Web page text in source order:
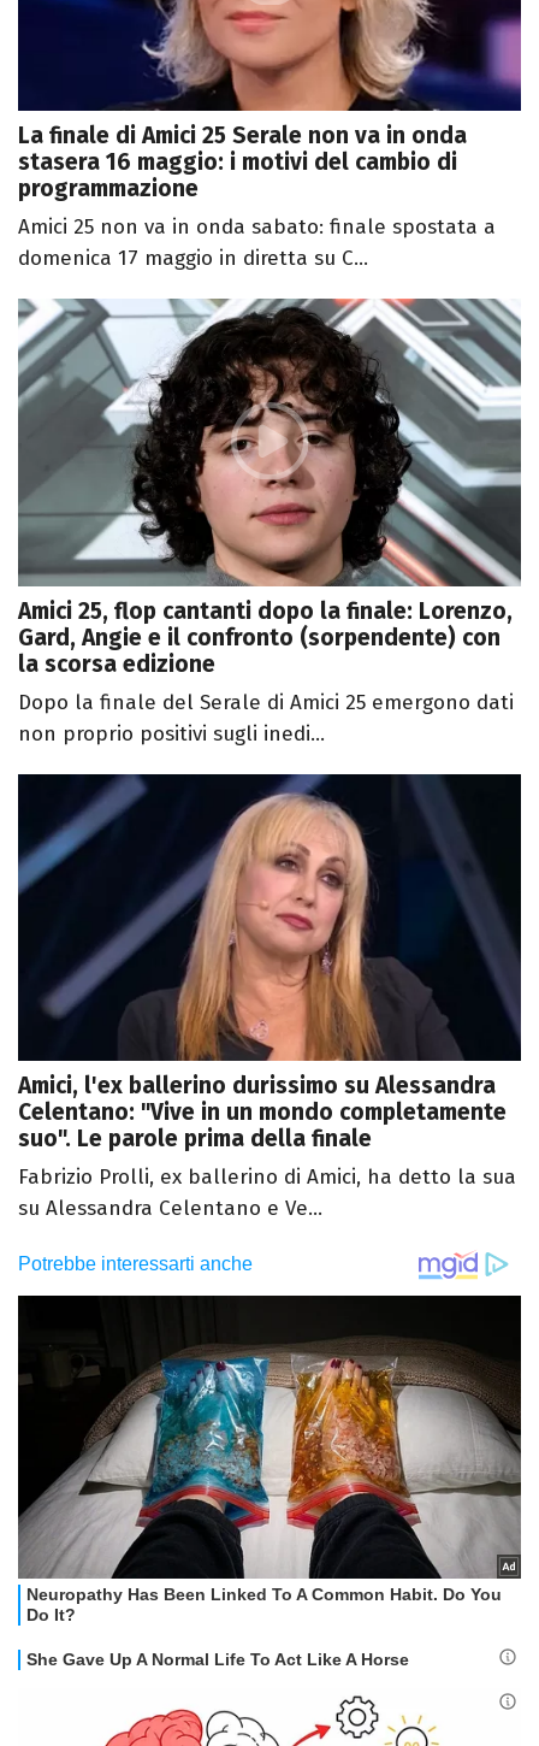
La finale di Amici 25 Serale non va in onda
stasera 16 maggio: i motivi del cambio di
programmazione
Amici 25 non va in onda sabato: finale spostata a
domenica 17 maggio in diretta su C...
Amici 25, flop cantanti dopo la finale: Lorenzo,
Gard, Angie e il confronto (sorpendente) con
la scorsa edizione
Dopo la finale del Serale di Amici 25 emergono dati
non proprio positivi sugli inedi...
Amici, l'ex ballerino durissimo su Alessandra
Celentano: "Vive in un mondo completamente
suo". Le parole prima della finale
Fabrizio Prolli, ex ballerino di Amici, ha detto la sua
su Alessandra Celentano e Ve...